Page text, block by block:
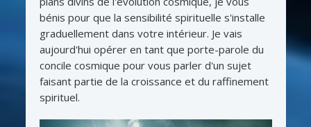
bénis pour que la sensibilité spirituelle s'installe
graduellement dans votre intérieur. Je vais
aujourd'hui opérer en tant que porte-parole du
concile cosmique pour vous parler d'un sujet
faisant partie de la croissance et du raffinement
spirituel.